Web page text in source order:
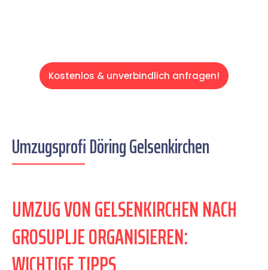
Kostenlos & unverbindlich anfragen!
Umzugsprofi Döring Gelsenkirchen
UMZUG VON GELSENKIRCHEN NACH
GROSUPLJE ORGANISIEREN: